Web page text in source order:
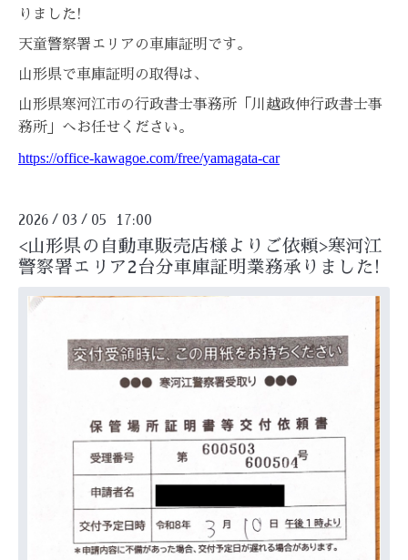
りました!
天童警察署エリアの車庫証明です。
山形県で車庫証明の取得は、
山形県寒河江市の行政書士事務所「川越政伸行政書士事
務所」へお任せください。
https://office-kawagoe.com/free/yamagata-car
2026 / 03 / 05 17:00
<山形県の自動車販売店様よりご依頼>寒河江
警察署エリア2台分車庫証明業務承りました!